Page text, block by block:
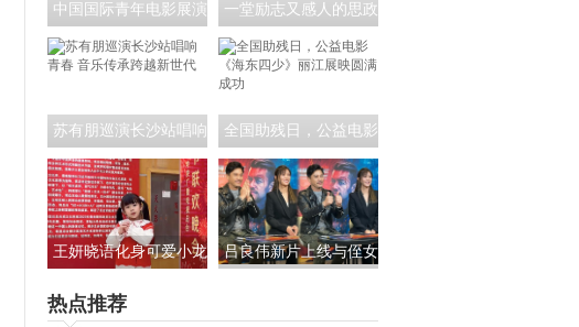
中国国际青年电影展演
艺人员茶话会:共筑青年
影视未来
一堂励志又感人的思政
课！公益电影《海东四
少》走进昆明城市学院
苏有朋巡演长沙站唱响
青春 音乐传承跨越新世
代
全国助残日，公益电影
《海东四少》丽江展映
圆满成功
王妍晓语化身可爱小龙
家送来新春祝福
吕良伟新片上线与侄女
汉父亲的铁汉柔情
热点推荐